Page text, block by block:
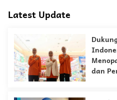
Latest Update
dan